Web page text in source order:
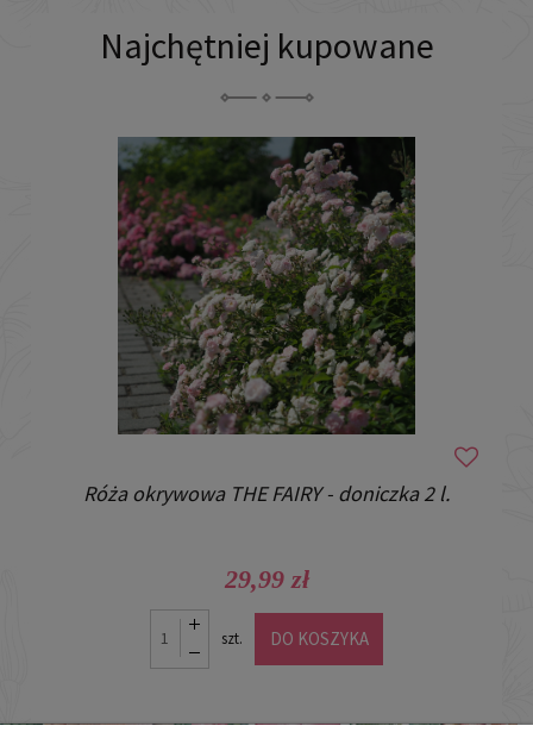
Najchętniej kupowane
Róża okrywowa THE FAIRY - doniczka 2 l.
29,99 zł
szt. DO KOSZYKA